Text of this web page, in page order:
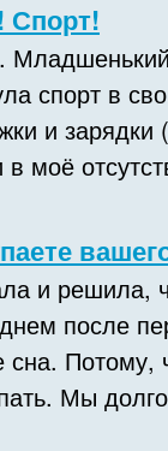
Спорт!
спорт в
и зарядки
моё
и решила,
после
сна. Потому,
Мы